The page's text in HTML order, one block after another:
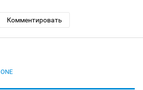
Комментировать
ONE